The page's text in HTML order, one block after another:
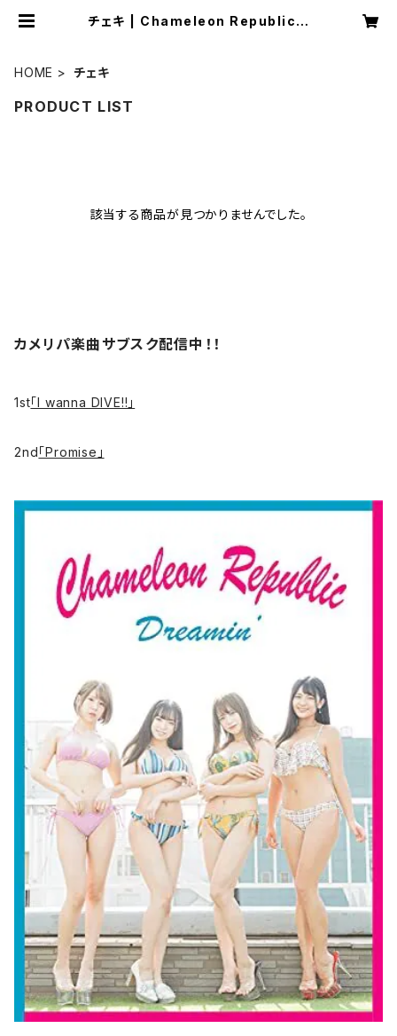
チェキ | Chameleon Republic o
HOME チェキ
PRODUCT LIST
該当する商品が見つかりませんでした。
カメリパ楽曲サブスク配信中！！
1st「I wanna DIVE!!」
2nd「Promise」